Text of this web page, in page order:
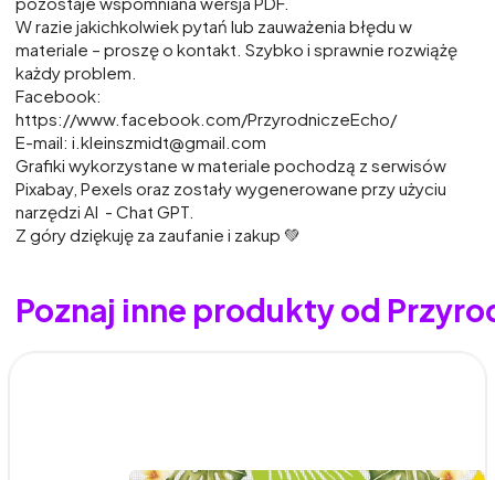
W razie jakichkolwiek pytań lub zauważenia błędu w
materiale – proszę o kontakt. Szybko i sprawnie rozwiążę
każdy problem.
Facebook:
https://www.facebook.com/PrzyrodniczeEcho/
E-mail: i.kleinszmidt@gmail.com
Grafiki wykorzystane w materiale pochodzą z serwisów
Pixabay, Pexels oraz zostały wygenerowane przy użyciu
narzędzi AI - Chat GPT.
Z góry dziękuję za zaufanie i zakup 💚
Poznaj inne produkty od